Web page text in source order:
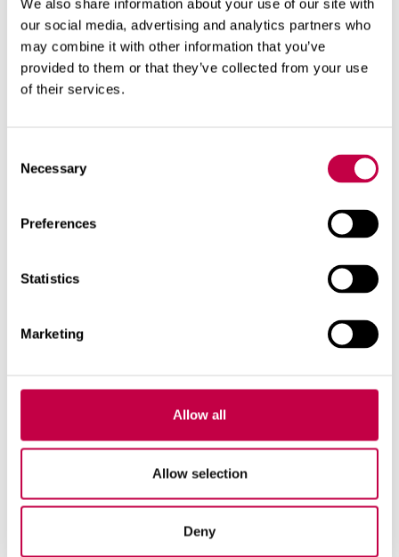
We also share information about your use of our site with
our social media, advertising and analytics partners who
may combine it with other information that you’ve
provided to them or that they’ve collected from your use
of their services.
Selection
Necessary
Preferences
Statistics
Marketing
Allow all
Allow selection
Deny
Ko­kei­le kuin­ka no­peas­ti, hel­pos­ti ja
tal­la! Laut­ta kää­räis­tään v...
KATSO LISÄÄ